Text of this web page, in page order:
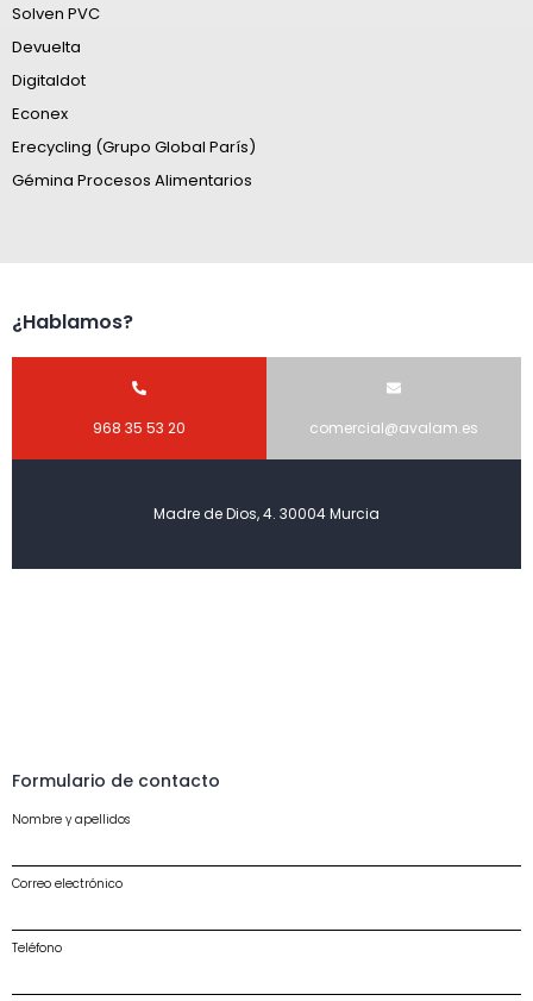
Solven PVC
Devuelta
Digitaldot
Econex
Erecycling (Grupo Global París)
Gémina Procesos Alimentarios
¿Hablamos?
968 35 53 20 comercial@avalam.es
Madre de Dios, 4. 30004 Murcia
Formulario de contacto
Nombre y apellidos
Correo electrónico
Teléfono